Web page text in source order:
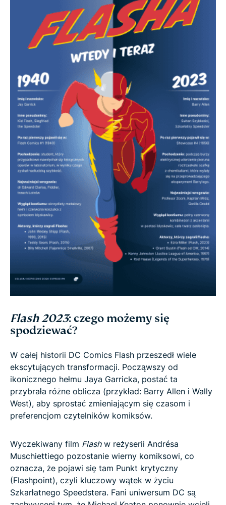
Flash 2023: czego możemy się
spodziewać?
W całej historii DC Comics Flash przeszedł wiele
ekscytujących transformacji. Począwszy od
ikonicznego hełmu Jaya Garricka, postać ta
przybrała różne oblicza (przykład: Barry Allen i Wally
West), aby sprostać zmieniającym się czasom i
preferencjom czytelników komiksów.
Wyczekiwany film Flashw reżyserii Andrésa
Muschiettiego pozostanie wierny komiksowi, co
oznacza, że pojawi się tam Punkt krytyczny
(Flashpoint), czyli kluczowy wątek w życiu
Szkarłatnego Speedstera. Fani uniwersum DC są